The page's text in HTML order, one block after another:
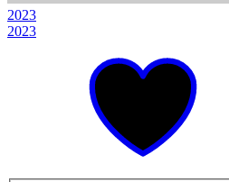
2023
2023